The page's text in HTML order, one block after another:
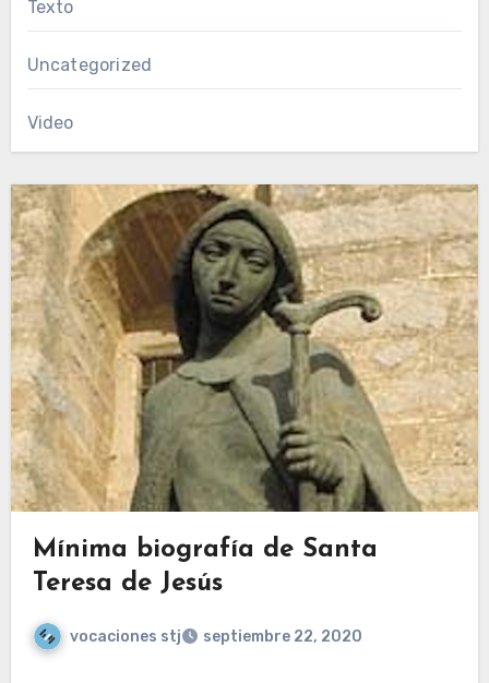
Texto
Uncategorized
Video
Mínima biografía de Santa
Teresa de Jesús
vocaciones stj septiembre 22, 2020